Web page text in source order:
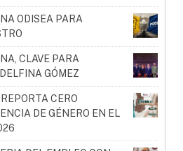
ODISEA PARA
CLAVE PARA
GÓMEZ
CERO
DE GÉNERO EN EL